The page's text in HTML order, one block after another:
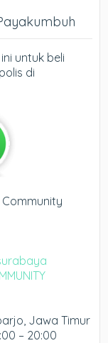
untuk beli
di
Jawa Timur
– 20:00